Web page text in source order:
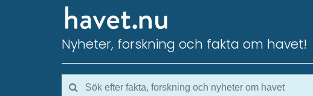
Nyheter, forskning och fakta om havet!